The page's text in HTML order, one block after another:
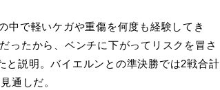
で軽いケガや重傷を何度も経験してき
ったから、ベンチに下がってリスクを冒さ
と説明。バイエルンとの準決勝では2戦合計
通しだ。